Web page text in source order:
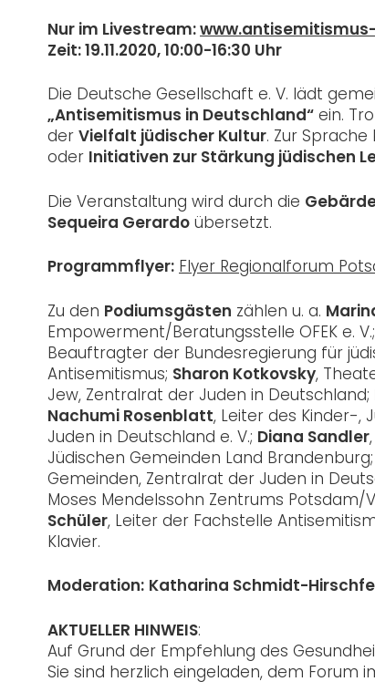
Nur im Livestream:
Zeit: 19.11.2020, 10:00-16:30 Uhr
Die Deutsche Gesellschaft e. V. lädt
„Antisemitismus in Deutschland“ ein.
der Vielfalt jüdischer Kultur. Zur
oder Initiativen zur Stärkung jüdischen
Die Veranstaltung wird durch die
Sequeira Gerardo übersetzt.
Programmflyer: Flyer Regionalforum
Zu den Podiumsgästen zählen u. a.
Empowerment/Beratungsstelle OFEK e. V.;
Beauftragter der Bundesregierung für
Antisemitismus; Sharon Kotkovsky,
Jew, Zentralrat der Juden in Deutschland;
Nachumi Rosenblatt, Leiter des Kinder-,
Juden in Deutschland e. V.; Diana Sandler
Jüdischen Gemeinden Land Brandenburg;
Gemeinden, Zentralrat der Juden in
Moses Mendelssohn Zentrums
Schüler, Leiter der Fachstelle
Klavier.
Moderation: Katharina Schmidt-
AKTUELLER HINWEIS:
Auf Grund der Empfehlung des
Sie sind herzlich eingeladen, dem Forum